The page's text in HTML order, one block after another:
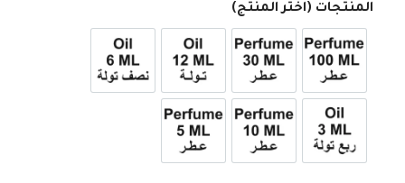
المنتجات (اختر المنتج)
عطر 100ml عطر 30ml 12ml زيت تولة 6ml زيت نصف تولة
3ml زيت ربع تولة عطر 10ml عطر 5ml